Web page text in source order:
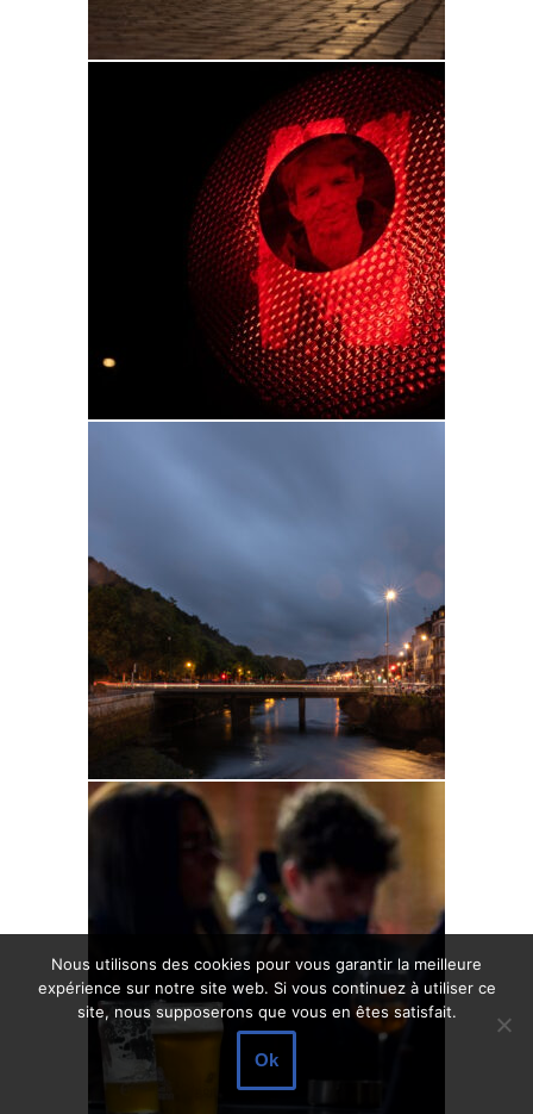
Nous utilisons des cookies pour vous garantir la meilleure
expérience sur notre site web. Si vous continuez à utiliser ce
site, nous supposerons que vous en êtes satisfait.
Ok